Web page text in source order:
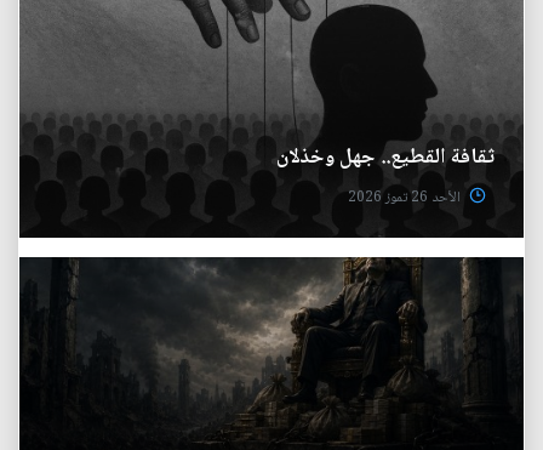
ثقافة القطيع.. جهل وخذلان
الأحد 26 تموز 2026